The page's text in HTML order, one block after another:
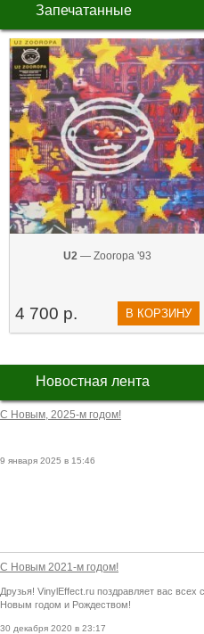
Запечатанные
U2 — Zooropa '93
4 700 р. В КОРЗИНУ
Новостная лента
С Новым, 2025-м годом!
9 января 2025 в 15:46
С Новым 2021-м годом!
Друзья! VinylEffect.ru поздравляет вас всех с
Новым годом и Рождеством!
30 декабря 2020 в 23:17